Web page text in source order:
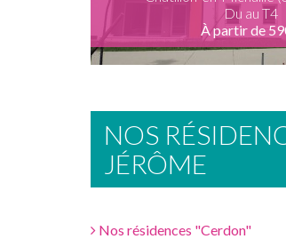
Du au T4
À partir de
NOS
JÉRÔME
Nos résidences "Cerdon"